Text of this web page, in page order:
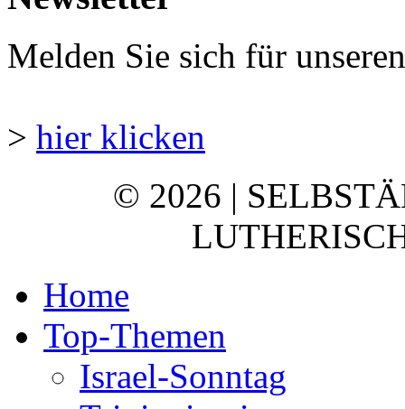
Melden Sie sich für
> hier klicken
© 2026 |
Home
Top-Themen
Israel-Sonntag